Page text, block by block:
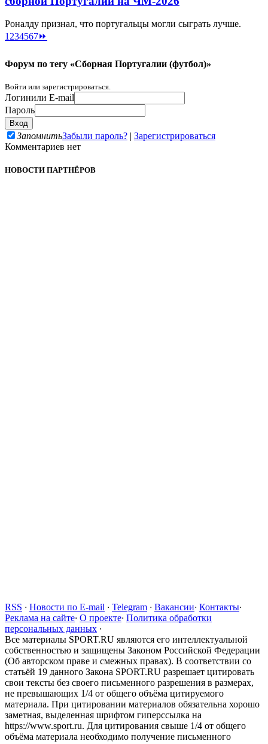
Роналду признал, что португальцы могли сыграть лучше.
1 234567⏩
Форум по тегу «Сборная Португалии (футбол)»
Войти или зарегистрироваться.
Логинили E-mail
Пароль
ЗапомнитьЗабыли пароль? | Зарегистрироваться
Комментариев нет
НОВОСТИ ПАРТНЁРОВ
RSS · Новости по E-mail · Telegram · Вакансии· Контакты·
Реклама на сайте· О проекте· Политика обработки
персональных данных ·
Все материалы SPORT.RU являются его интеллектуальной
собственностью и защищены Законом Российской Федерации
(Об авторском праве и смежных правах). В соответствии со
статьёй 19 данного Закона SPORT.RU разрешает цитировать
свои тексты без своего письменного разрешения в размерах,
не превышающих 1/4 от общего объёма цитируемого
материала. При цитировании материалов обязательна хорошо
заметная, выделенная шрифтом гиперссылка на
https://www.sport.ru. Для цитирования свыше 1/4 от общего
объёма материала необходимо получение письменного